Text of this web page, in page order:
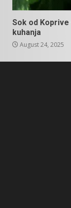
Sok od
kuhanja
August 24, 2025